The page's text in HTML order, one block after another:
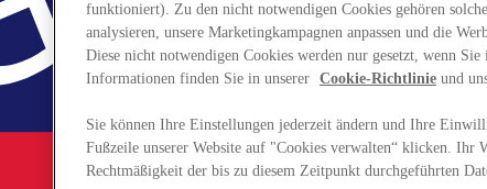
funktioniert). Zu den nicht notwendigen Cookies gehören
analysieren, unsere Marketingkampagnen anpassen und die
Diese nicht notwendigen Cookies werden nur gesetzt, wenn
Informationen finden Sie in unserer Cookie-Richtlinie und
Sie können Ihre Einstellungen jederzeit ändern und Ihre
Fußzeile unserer Website auf "Cookies verwalten“ klicken. Ihr
Rechtmäßigkeit der bis zu diesem Zeitpunkt durchgeführten